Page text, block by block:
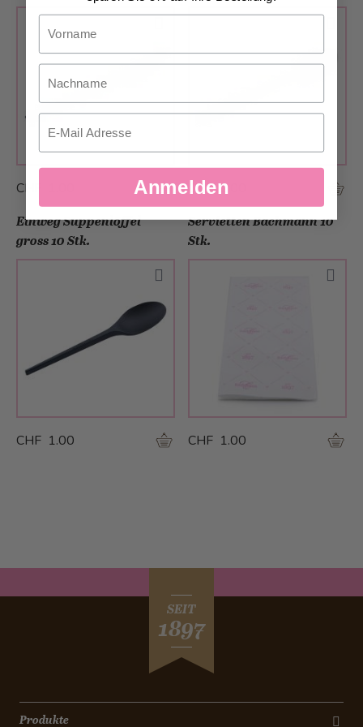
CHF 1.00 CHF 1.00
Einweg Suppenlöffel
gross 10 Stk.
CHF 1.00
Servietten Bachmann 10
Stk.
CHF 1.00
SEIT
1897
Produkte
Nachname
Anmelden